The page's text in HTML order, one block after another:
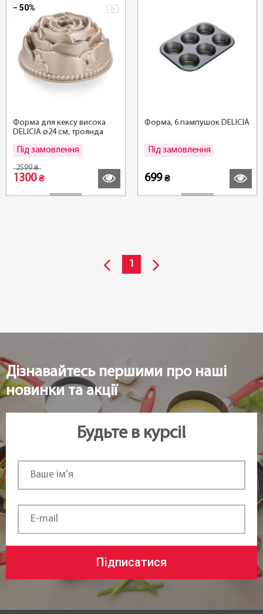
− 50%
Форма для кексу висока
DELICIA ø24 см, троянда
Під замовлення
2599₴
1300₴
Детальніше
Форма, 6 пампушок DELICIA
Під замовлення
699₴
1
Дізнавайтесь першими про наші
новинки та акції
Будьте в курсі!
Підписатися